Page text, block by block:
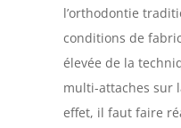
l’orthodontie
conditions de
élevée de la
multi-attaches sur
effet, il faut faire